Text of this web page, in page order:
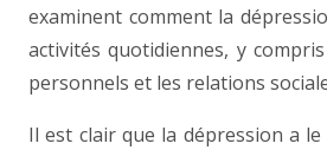
examinent comment la
activités quotidiennes, y
personnels et les relations
Il est clair que la dépression a